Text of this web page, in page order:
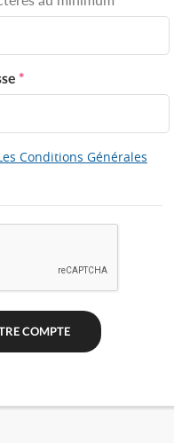
*
Conditions Générales